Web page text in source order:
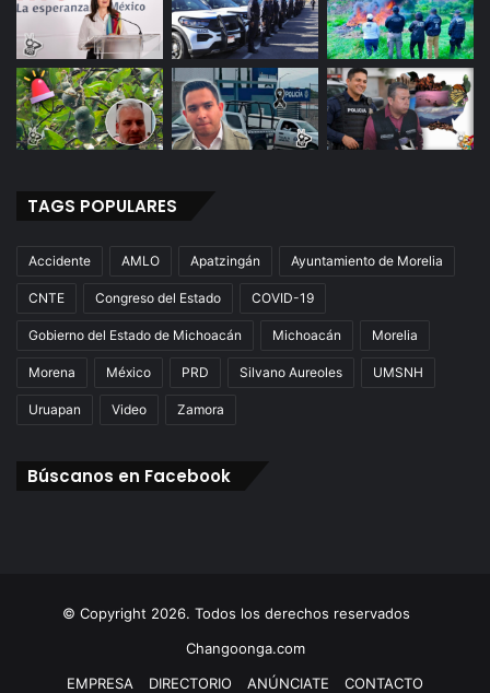
TAGS POPULARES
Accidente AMLO Apatzingán Ayuntamiento de Morelia
CNTE Congreso del Estado COVID-19
Gobierno del Estado de Michoacán Michoacán Morelia
Morena México PRD Silvano Aureoles UMSNH
Uruapan Video Zamora
Búscanos en Facebook
© Copyright 2026. Todos los derechos reservados
Changoonga.com
EMPRESA
DIRECTORIO ANÚNCIATE CONTACTO